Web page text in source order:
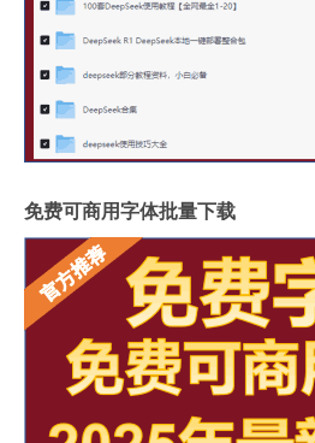
免费可商用字体批量下载